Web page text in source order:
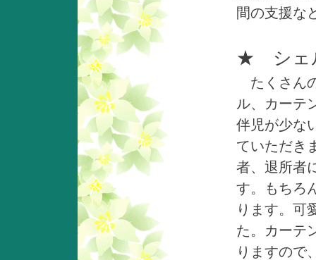
間の支援な
★ シェ
たくさん
ル、カーテ
伴児が少な
ていただき
者、退所者
す。もちろ
ります。可
た。カーテ
りますので